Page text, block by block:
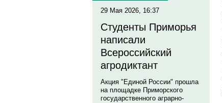
29 Мая 2026, 16:37
Студенты Приморья
написали
Всероссийский
агродиктант
Акция "Единой России" прошла
на площадке Приморского
государственного аграрно-